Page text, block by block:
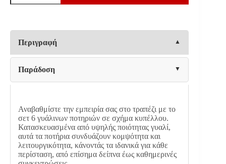
ΤΕΜ
FL09
ΜΠΛΕ
ΧΡΩΜΑ
9x17εκ
ποσότητα
Περιγραφή
Παράδοση
Αναβαθμίστε την εμπειρία σας στο τραπέζι με το
σετ 6 γυάλινων ποτηριών σε σχήμα κυπέλλου.
Κατασκευασμένα από υψηλής ποιότητας γυαλί,
αυτά τα ποτήρια συνδυάζουν κομψότητα και
λειτουργικότητα, κάνοντάς τα ιδανικά για κάθε
περίσταση, από επίσημα δείπνα έως καθημερινές